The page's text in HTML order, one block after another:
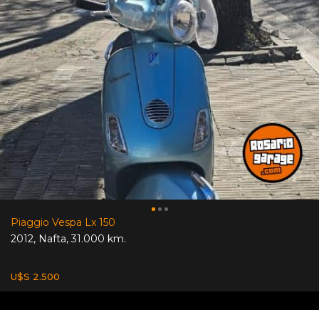
Piaggio Vespa Lx 150
2012, Nafta,31.000 km.
U$S 2.500